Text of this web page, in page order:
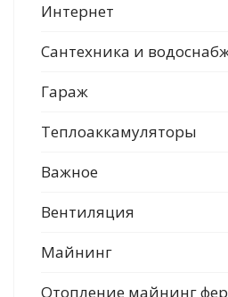
Интернет
Сантехника и
Гараж
Теплоаккамуляторы
Важное
Вентиляция
Майнинг
Отопление майнинг